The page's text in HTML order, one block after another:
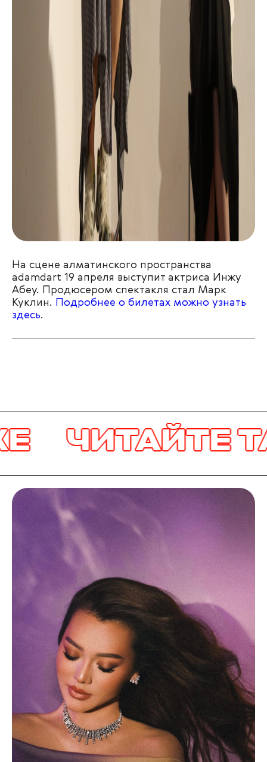
На сцене алматинского пространства
adamdart 19 апреля выступит актриса Инжу
Абеу. Продюсером спектакля стал Марк
Куклин.
Подробнее о билетах можно узнать
здесь.
ЧИТАЙТЕ